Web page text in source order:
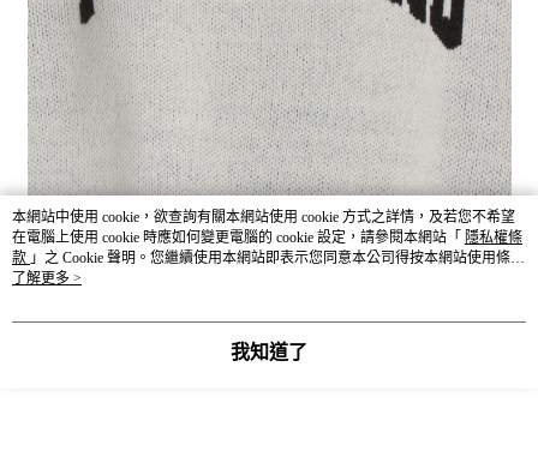
本網站中使用 cookie，欲查詢有關本網站使用 cookie 方式之詳情，及若您不希望
在電腦上使用 cookie 時應如何變更電腦的 cookie 設定，請參閱本網站「 隱私權條
款 」之 Cookie 聲明。您繼續使用本網站即表示您同意本公司得按本網站使用條款
之 Cookie 聲明使用 cookie。
了解更多 >
我知道了